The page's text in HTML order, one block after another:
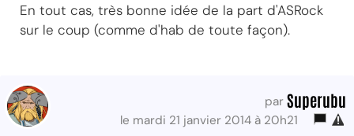
En tout cas, très bonne idée de la part d'ASRock
sur le coup (comme d'hab de toute façon).
par Superubu
le mardi 21 janvier 2014 à 20h21